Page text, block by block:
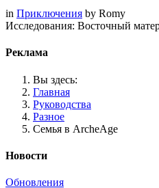
in Приключения by Romy
Исследования: Восточный
Реклама
Вы здесь:
Главная
Руководства
Разное
Семья в ArcheAge
Новости
Обновления